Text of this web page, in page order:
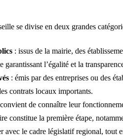
se divise en deux grandes
: issus de la mairie, des
garantissant l’égalité et la
: émis par des entreprises ou des
contrats locaux importants.
de connaître leur
constitue la première étape,
avec le cadre législatif regional, tout